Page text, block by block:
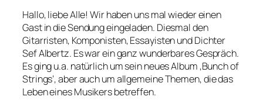
Hallo, liebe Alle! Wir haben uns mal wieder einen
Gast in die Sendung eingeladen. Diesmal den
Gitarristen, Komponisten, Essayisten und Dichter
Sef Albertz. Es war ein ganz wunderbares Gespräch.
Es ging u.a. natürlich um sein neues Album ‚Bunch of
Strings‘, aber auch um allgemeine Themen, die das
Leben eines Musikers betreffen.